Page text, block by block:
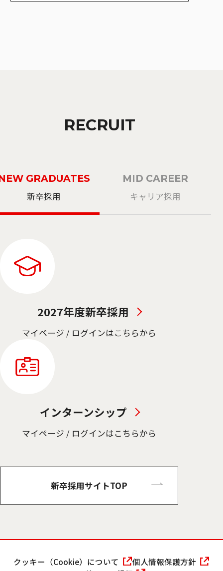
RECRUIT
GRADUATES
新卒採用
MID CAREER
キャリア採用
2027年度新卒採用
マイページ / ログインはこちらから
インターンシップ
マイページ / ログインはこちらから
新卒採用サイトTOP
クッキー（Cookie）について
個人情報保護方針